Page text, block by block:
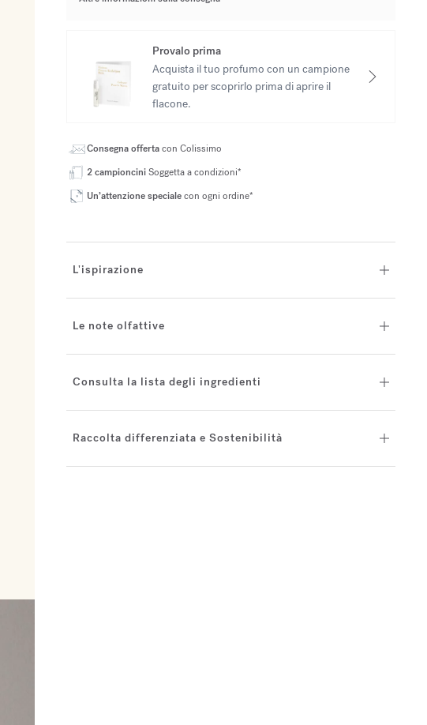
Provalo prima
Acquista il tuo profumo con un campione
gratuito per scoprirlo prima di aprire il
flacone.
Consegna offertacon Colissimo
2 campionciniSoggetta a condizioni*
Un’attenzione specialecon ogni ordine*
L'ispirazione
Le note olfattive
Consulta la lista degli ingredienti
Raccolta differenziata e Sostenibilità